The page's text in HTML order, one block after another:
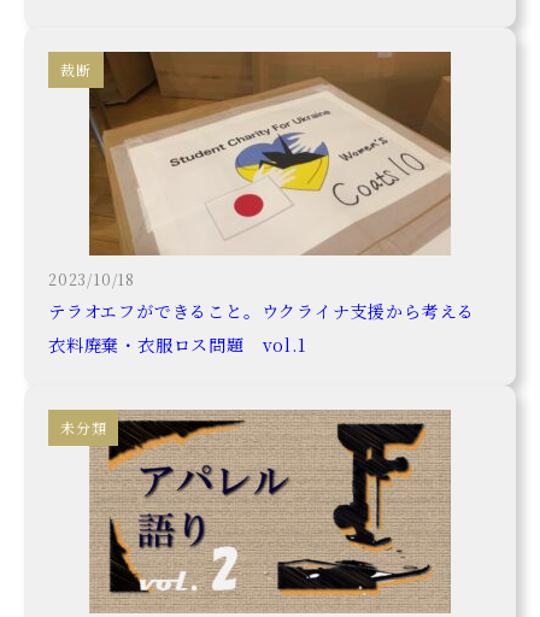
裁断
2023/10/18
テラオエフができること。ウクライナ支援から考える
衣料廃棄・衣服ロス問題 vol.1
未分類